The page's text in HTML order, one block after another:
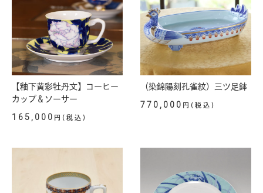
【釉下黄彩牡丹文】コーヒー
カップ＆ソーサー
165,000 円(税込)
（染錦陽刻孔雀紋）三ツ足鉢
770,000 円(税込)